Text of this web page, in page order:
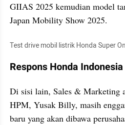
GIIAS 2025 kemudian model
Japan Mobility Show 2025.
Test drive mobil listrik Honda Super
Respons Honda Indonesia
Di sisi lain, Sales & Marketing
HPM, Yusak Billy, masih
baru yang akan dibawa